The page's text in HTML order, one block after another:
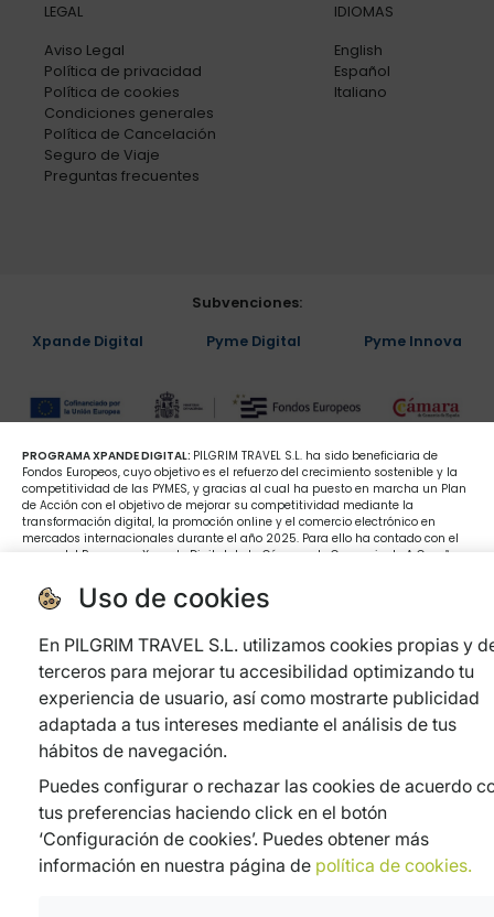
LEGAL
Aviso Legal
Política de privacidad
Política de cookies
Condiciones generales
Política de Cancelación
Seguro de Viaje
Preguntas frecuentes
IDIOMAS
English
Español
Italiano
Subvenciones:
Xpande Digital Pyme Digital Pyme Innova
PROGRAMA XPANDE DIGITAL: PILGRIM TRAVEL S.L. ha sido beneficiaria de
Fondos Europeos, cuyo objetivo es el refuerzo del crecimiento sostenible y la
competitividad de las PYMES, y gracias al cual ha puesto en marcha un Plan
de Acción con el objetivo de mejorar su competitividad mediante la
transformación digital, la promoción online y el comercio electrónico en
mercados internacionales durante el año 2025. Para ello ha contado con el
apoyo del Programa Xpande Digital de la Cámara de Comercio de A Coruña.
Uso de cookies
En PILGRIM TRAVEL S.L. utilizamos cookies propias y
terceros para mejorar tu accesibilidad optimizando tu
experiencia de usuario, así como mostrarte publicidad
adaptada a tus intereses mediante el análisis de tus
hábitos de navegación.
Puedes configurar o rechazar las cookies de acuerdo
tus preferencias haciendo click en el botón
‘Configuración de cookies’. Puedes obtener más
información en nuestra página de política de cookies.